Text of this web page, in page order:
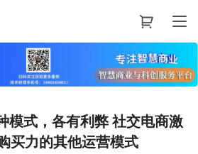
模式，各有利弊 社交电商激
买力的其他运营模式